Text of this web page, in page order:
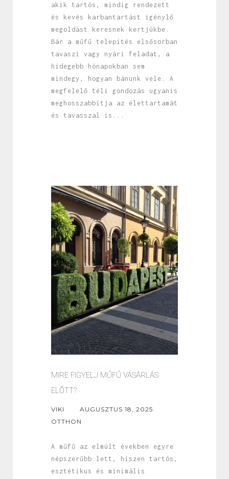
akik tartós, mindig rendezett
és kevés karbantartást igénylő
megoldást keresnek kertjükbe.
Bár a műfű telepítés elsősorban
tavaszi vagy nyári feladat, a
hidegebb hónapokban sem
mindegy, hogyan bánunk vele. A
megfelelő téli gondozás ugyanis
meghosszabbítja az élettartamát
és tavasszal is...
MIRE FIGYELJ MŰFŰ VÁSÁRLÁS
ELŐTT?
VIKI
AUGUSZTUS 18, 2025
OTTHON
A műfű az elmúlt években egyre
népszerűbb lett, hiszen tartós,
esztétikus és minimális